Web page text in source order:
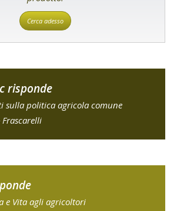
Cerca adesso
risponde
sulla politica agricola comune
e Vita agli agricoltori